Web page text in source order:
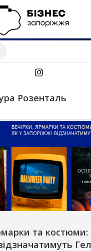
Розенталь
та костюми: